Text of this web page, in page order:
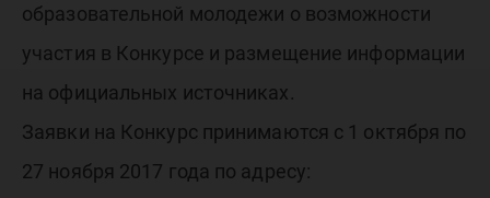
образовательной молодежи о возможности
участия в Конкурсе и размещение информации
на официальных источниках.
Заявки на Конкурс принимаются с 1 октября по
27 ноября 2017 года по адресу: